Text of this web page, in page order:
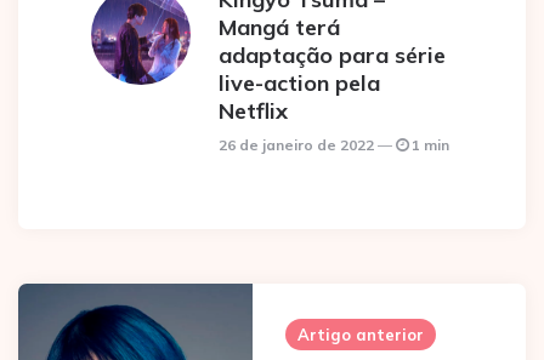
Mangá terá
adaptação para série
live-action pela
Netflix
26 de janeiro de 2022 1 min
Post
navigation
Artigo anterior